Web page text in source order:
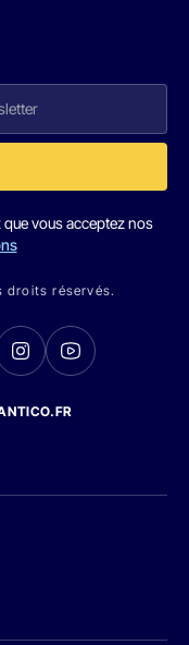
vous acceptez nos
droits réservés.